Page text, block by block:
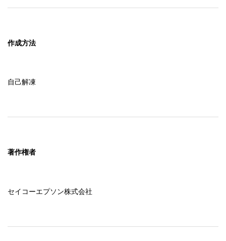
作成方法
自己解凍
著作権者
セイコーエプソン株式会社